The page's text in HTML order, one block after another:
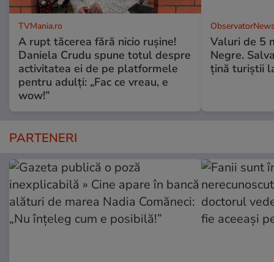
TVMania.ro
A rupt tăcerea fără nicio rușine!
Daniela Crudu spune totul despre
activitatea ei de pe platformele
pentru adulți: „Fac ce vreau, e
wow!”
Valuri de 5
Negre.
ţină turiştii
PARTENERI